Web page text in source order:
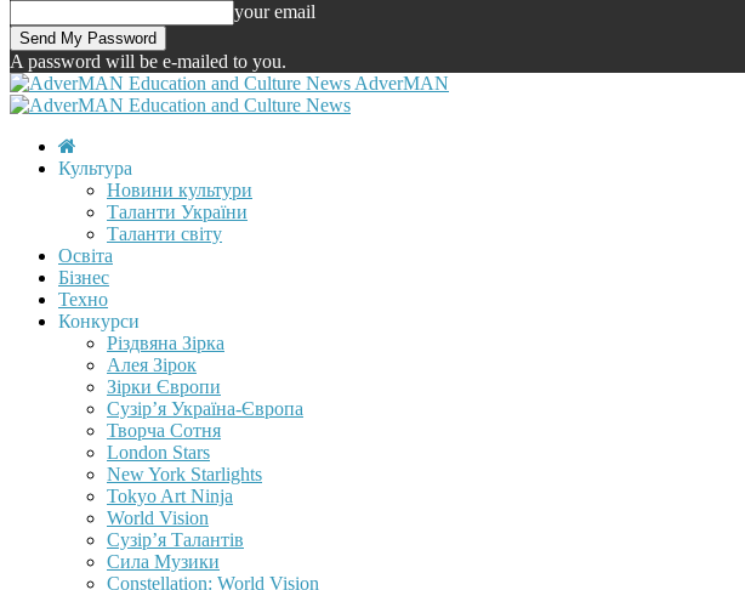
your email
A password will be e-mailed to you.
AdverMAN
Культура
Новини культури
Таланти України
Таланти світу
Освіта
Бізнес
Техно
Конкурси
Різдвяна Зірка
Алея Зірок
Зірки Європи
Сузір’я Україна-Європа
Творча Сотня
London Stars
New York Starlights
Tokyo Art Ninja
World Vision
Сузір’я Талантів
Сила Музики
Constellation: World Vision